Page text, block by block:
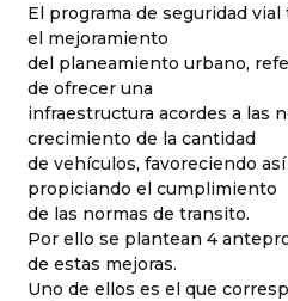
El programa de seguridad
el mejoramiento
del planeamiento urbano,
de ofrecer una
infraestructura acordes a las
crecimiento de la cantidad
de vehículos, favoreciendo
propiciando el cumplimiento
de las normas de transito.
Por ello se plantean 4
de estas mejoras.
Uno de ellos es el que